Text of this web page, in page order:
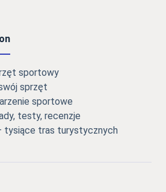
sportowy
sprzęt
sportowe
testy, recenzje
tysiące tras turystycznych